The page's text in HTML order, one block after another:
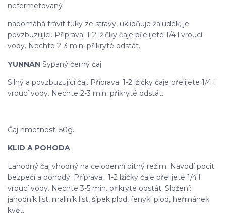
nefermetovaný
napomáhá trávit tuky ze stravy, uklidňuje žaludek, je
povzbuzující. Příprava: 1-2 lžičky čaje přelijete 1/4 l vroucí
vody. Nechte 2-3 min. přikryté odstát.
YUNNAN Sypaný černý čaj
Silný a povzbuzující čaj. Příprava: 1-2 lžičky čaje přelijete 1/4 l
vroucí vody. Nechte 2-3 min. přikryté odstát.
Čaj hmotnost: 50g.
KLID A POHODA
Lahodný čaj vhodný na celodenní pitný režim. Navodí pocit
bezpečí a pohody. Příprava: 1-2 lžičky čaje přelijete 1/4 l
vroucí vody. Nechte 3-5 min. přikryté odstát. Složení:
jahodník list, maliník list, šípek plod, fenykl plod, heřmánek
květ.